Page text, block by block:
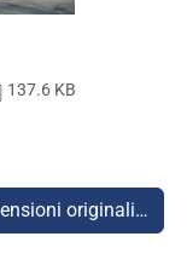
137.6 KB
originali…